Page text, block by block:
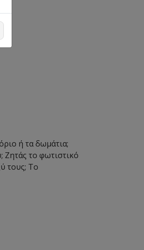
ή τα δωμάτια;
Ζητάς το φωτιστικό
τους; Το